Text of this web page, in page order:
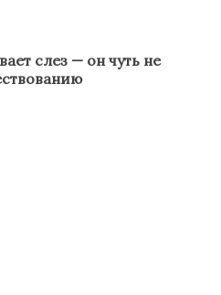
слез — он чуть не